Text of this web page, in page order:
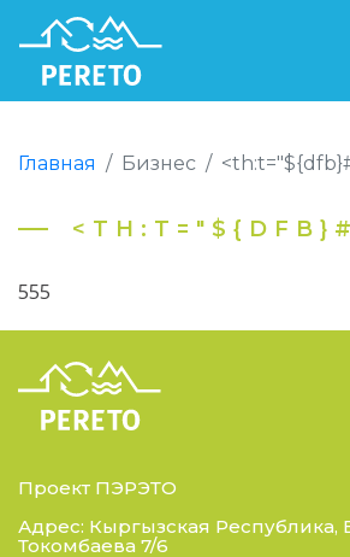
Главная Бизнес
555
Проект ПЭРЭТО
Адрес: Кыргызская Республика,
Токомбаева 7/6